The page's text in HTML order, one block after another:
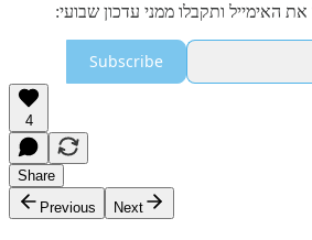
האימייל ותקבלו ממני עדכון שבועי:
Subscribe
4
Share
Previous
Next